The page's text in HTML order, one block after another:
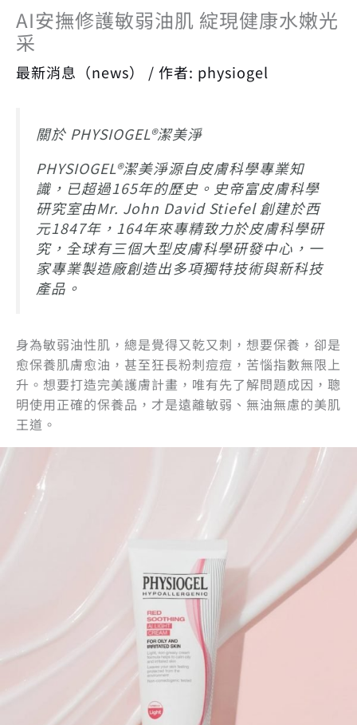
AI安撫修護敏弱油肌 綻現健康水嫩光
采
最新消息（news） / 作者: physiogel
關於 PHYSIOGEL®潔美淨
PHYSIOGEL®潔美淨源自皮膚科學專業知
識，已超過165年的歷史。史帝富皮膚科學
研究室由Mr. John David Stiefel 創建於西
元1847年，164年來專精致力於皮膚科學研
究，全球有三個大型皮膚科學研發中心，一
家專業製造廠創造出多項獨特技術與新科技
產品。
身為敏弱油性肌，總是覺得又乾又刺，想要保養，卻是
愈保養肌膚愈油，甚至狂長粉刺痘痘，苦惱指數無限上
升。想要打造完美護膚計畫，唯有先了解問題成因，聰
明使用正確的保養品，才是遠離敏弱、無油無慮的美肌
王道。